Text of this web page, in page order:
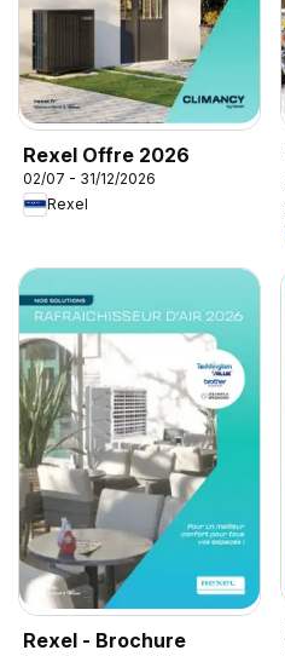
Rexel Offre 2026
02/07 - 31/12/2026
Rexel
Rexel - Brochure